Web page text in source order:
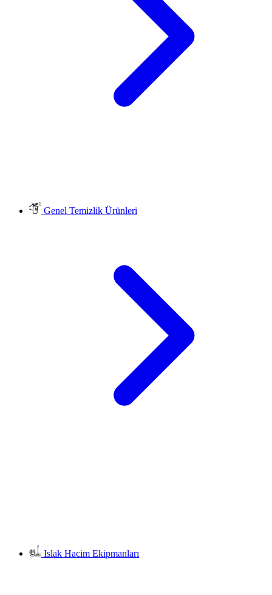
Genel Temizlik Ürünleri
Islak Hacim Ekipmanları